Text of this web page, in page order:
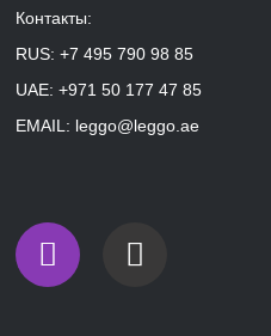
Контакты:
RUS: +7 495 790 98 85
UAE: +971 50 177 47 85
EMAIL: leggo@leggo.ae